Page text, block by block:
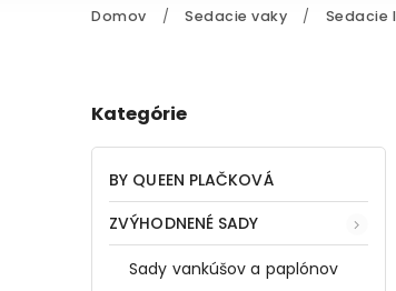
Domov / Sedacie vaky / Sedacie
Kategórie
BY QUEEN PLAČKOVÁ
ZVÝHODNENÉ SADY
Sady vankúšov a paplónov